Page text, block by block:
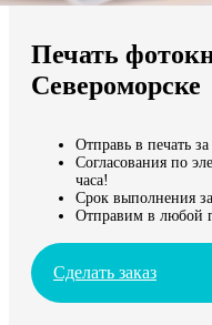
Мы доставляем по всему
Продолжить без города
Печать
Североморске
Отправь в печать
Согласования по
часа!
Срок выполнения
Отправим в любой
Сделать заказ